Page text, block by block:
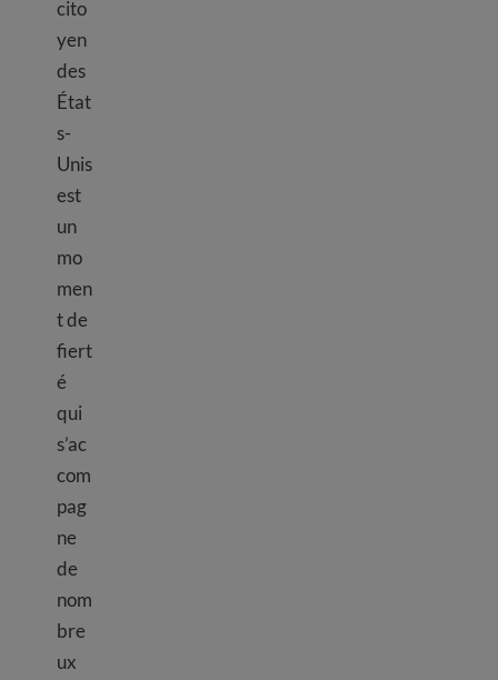
cito
yen
des
État
s-
Unis
est
un
mo
men
t de
fiert
é
qui
s’ac
com
pag
ne
de
nom
bre
ux